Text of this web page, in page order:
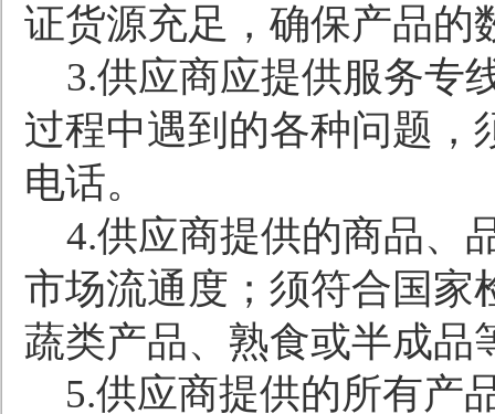
证货源充足，确保产品的
3.供应商应提供服务专
过程中遇到的各种问题，
电话。
4.供应商提供的商品、
市场流通度；须符合国家
蔬类产品、熟食或半成品
5.供应商提供的所有产